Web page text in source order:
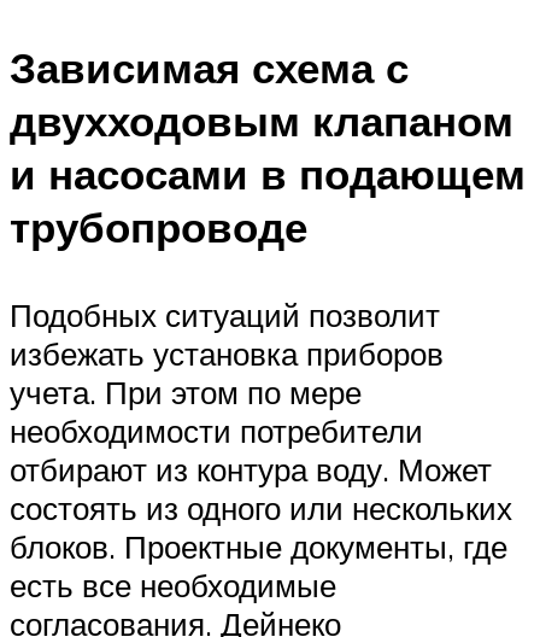
Зависимая схема с
двухходовым клапаном
и насосами в подающем
трубопроводе
Подобных ситуаций позволит
избежать установка приборов
учета. При этом по мере
необходимости потребители
отбирают из контура воду. Может
состоять из одного или нескольких
блоков. Проектные документы, где
есть все необходимые
согласования. Дейнеко